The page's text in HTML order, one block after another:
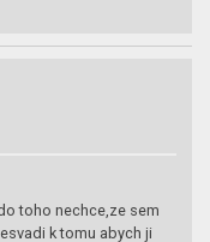
toho nechce,ze sem
k tomu abych ji